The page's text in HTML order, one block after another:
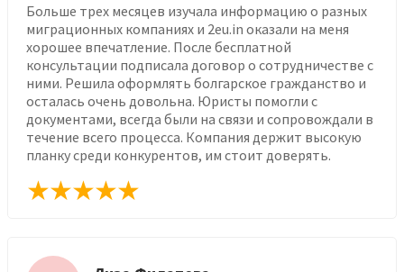
Больше трех месяцев изучала информацию о разных
миграционных компаниях и 2eu.in оказали на меня
хорошее впечатление. После бесплатной
консультации подписала договор о сотрудничестве с
ними. Решила оформлять болгарское гражданство и
осталась очень довольна. Юристы помогли с
документами, всегда были на связи и сопровождали в
течение всего процесса. Компания держит высокую
планку среди конкурентов, им стоит доверять.